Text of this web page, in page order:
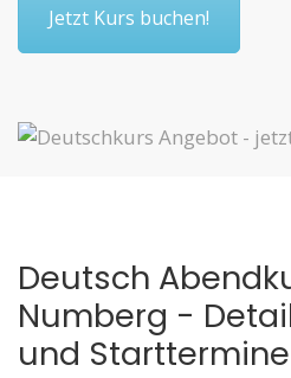
Jetzt Kurs buchen!
Deutsch
Numberg -
und